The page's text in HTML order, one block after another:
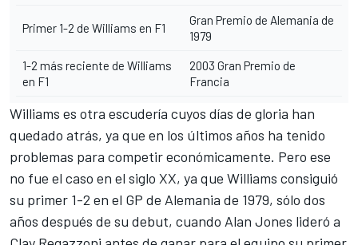
Primer 1-2 de Williams en F1
Gran Premio de Alemania de
1979
1-2 más reciente de Williams
en F1
2003 Gran Premio de
Francia
Williams es otra escudería cuyos días de gloria han
quedado atrás, ya que en los últimos años ha tenido
problemas para competir económicamente. Pero ese
no fue el caso en el siglo XX, ya que Williams consiguió
su primer 1-2 en el GP de Alemania de 1979, sólo dos
años después de su debut, cuando Alan Jones lideró a